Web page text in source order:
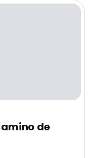
de